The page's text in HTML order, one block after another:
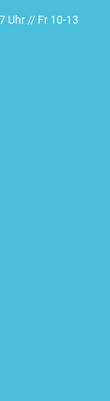
Uhr // Fr 10-13